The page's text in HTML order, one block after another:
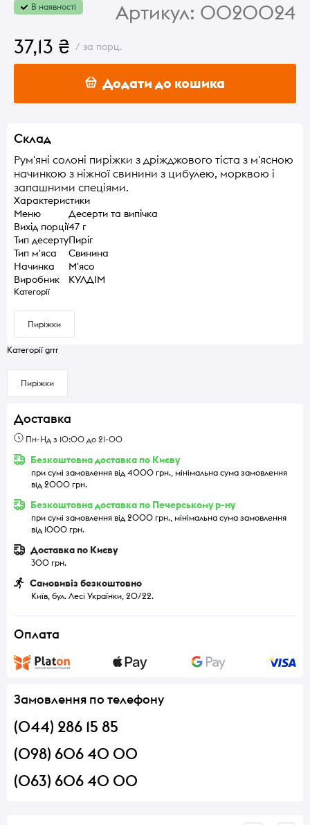
В наявності Артикул: 0020024
37,13 ₴ / за порц.
Додати до кошика
Склад
Рум'яні солоні пиріжки з дріжджового тіста з м'ясною
начинкою з ніжної свинини з цибулею, морквою і
запашними спеціями.
Характеристики
Меню
Десерти та випічка
Вихід порції47 г
Тип десертуПиріг
Тип м'яса
Свинина
Начинка
М'ясо
Виробник
КУЛДІМ
Категорії
Пиріжки
Категорії grrr
Пиріжки
Доставка
Пн-Нд з 10:00 до 21-00
Безкоштовна доставка по Києву
при сумі замовлення від 4000 грн., мінімальна сума замовлення
від 2000 грн.
Безкоштовна доставка по Печерському р-ну
при сумі замовлення від 2000 грн., мінімальна сума замовлення
від 1000 грн.
Доставка по Києву
300 грн.
Самовивіз безкоштовно
Київ, бул. Лесі Українки, 20/22.
Оплата
Замовлення по телефону
(044) 286 15 85
(098) 606 40 00
(063) 606 40 00